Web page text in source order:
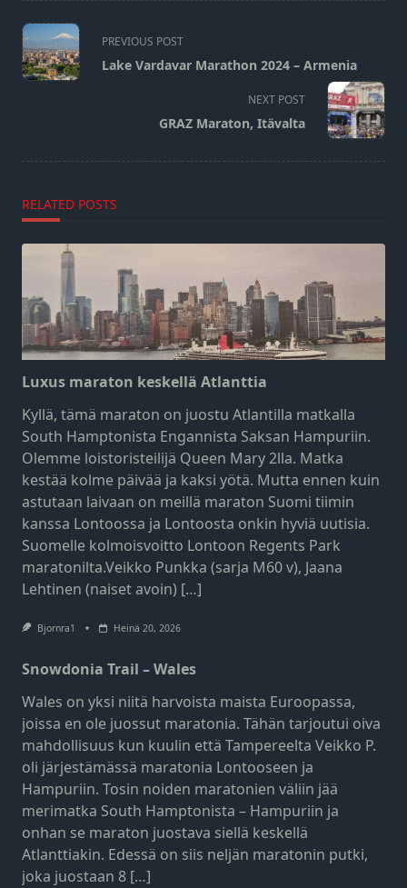
<span
class="nav-
subtitle
PREVIOUS POST
Lake Vardavar Marathon 2024 – Armenia
NEXT POST
GRAZ Maraton, Itävalta
RELATED POSTS
Luxus maraton keskellä Atlanttia
Kyllä, tämä maraton on juostu Atlantilla matkalla
South Hamptonista Engannista Saksan Hampuriin.
Olemme loistoristeilijä Queen Mary 2lla. Matka
kestää kolme päivää ja kaksi yötä. Mutta ennen kuin
astutaan laivaan on meillä maraton Suomi tiimin
kanssa Lontoossa ja Lontoosta onkin hyviä uutisia.
Suomelle kolmoisvoitto Lontoon Regents Park
maratonilta.Veikko Punkka (sarja M60 v), Jaana
Lehtinen (naiset avoin) […]
Bjornra1 Heinä 20, 2026
Snowdonia Trail – Wales
Wales on yksi niitä harvoista maista Euroopassa,
joissa en ole juossut maratonia. Tähän tarjoutui oiva
mahdollisuus kun kuulin että Tampereelta Veikko P.
oli järjestämässä maratonia Lontooseen ja
Hampuriin. Tosin noiden maratonien väliin jää
merimatka South Hamptonista – Hampuriin ja
onhan se maraton juostava siellä keskellä
Atlanttiakin. Edessä on siis neljän maratonin putki,
joka juostaan 8 […]